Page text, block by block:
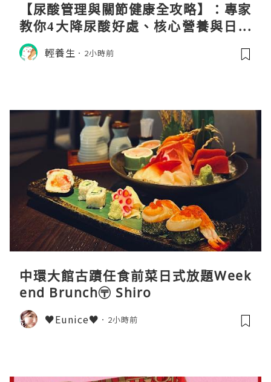
【尿酸管理與關節健康全攻略】：專家
教你4大降尿酸好處、核心營養與日常
飲食調理秘訣
輕養生 2小時前
中環大館古蹟任食前菜日式放題Week
end Brunch〶 Shiro
♥Eunice♥ 2小時前